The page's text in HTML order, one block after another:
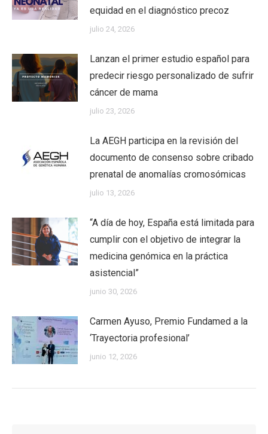
equidad en el diagnóstico precoz
julio 24, 2026
Lanzan el primer estudio español para
predecir riesgo personalizado de sufrir
cáncer de mama
julio 23, 2026
La AEGH participa en la revisión del
documento de consenso sobre cribado
prenatal de anomalías cromosómicas
julio 13, 2026
“A día de hoy, España está limitada para
cumplir con el objetivo de integrar la
medicina genómica en la práctica
asistencial”
junio 30, 2026
Carmen Ayuso, Premio Fundamed a la
‘Trayectoria profesional’
junio 12, 2026